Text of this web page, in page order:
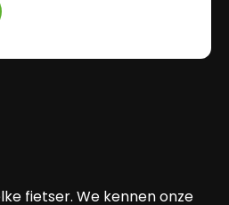
fietser. We kennen onze